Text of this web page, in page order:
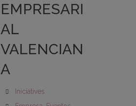
EMPRESARI
AL
VALENCIAN
A
Iniciatives